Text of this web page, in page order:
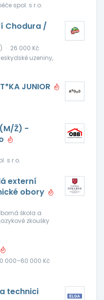
spol. s r.o.
Chodura /
· 26 000 Kč
uzeniny,
JUNIOR
Ž) -
s r.o.
externí
obory
škola a
zkoušky
000–60 000 Kč
technici